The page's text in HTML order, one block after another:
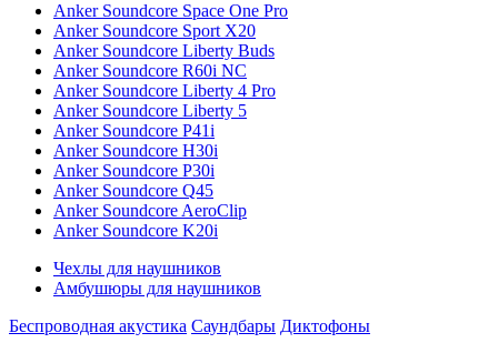
Anker Soundcore Space One Pro
Anker Soundcore Sport X20
Anker Soundcore Liberty Buds
Anker Soundcore R60i NC
Anker Soundcore Liberty 4 Pro
Anker Soundcore Liberty 5
Anker Soundcore P41i
Anker Soundcore H30i
Anker Soundcore P30i
Anker Soundcore Q45
Anker Soundcore AeroClip
Anker Soundcore K20i
Чехлы для наушников
Амбушюры для наушников
Беспроводная акустика Саундбары Диктофоны